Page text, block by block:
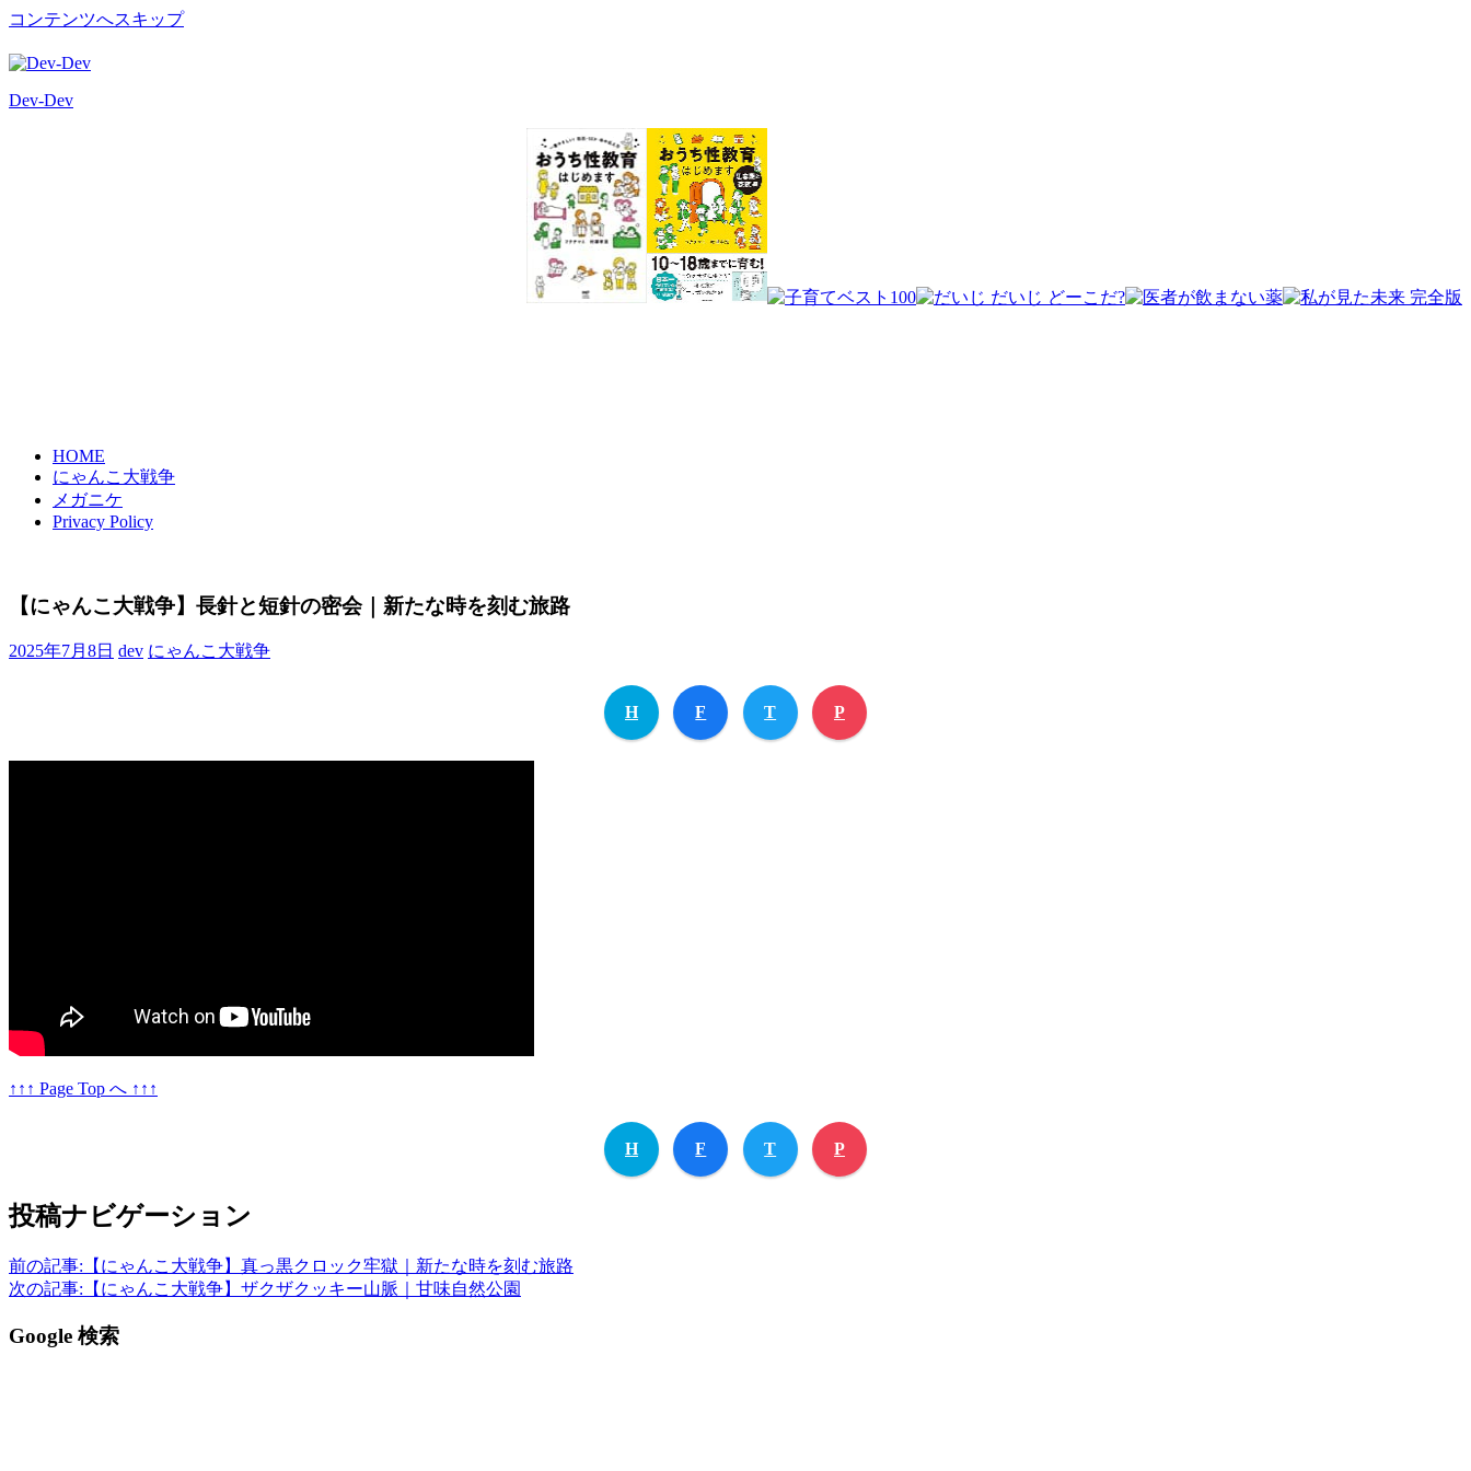
コンテンツへスキップ
Dev-Dev
HOME
にゃんこ大戦争
メガニケ
Privacy Policy
【にゃんこ大戦争】長針と短針の密会｜新たな時を刻む旅路
2025年7月8日 dev にゃんこ大戦争
H F T P
↑↑↑ Page Top へ ↑↑↑
H F T P
投稿ナビゲーション
前の記事: 【にゃんこ大戦争】真っ黒クロック牢獄｜新たな時を刻む旅路
次の記事: 【にゃんこ大戦争】ザクザクッキー山脈｜甘味自然公園
Google 検索